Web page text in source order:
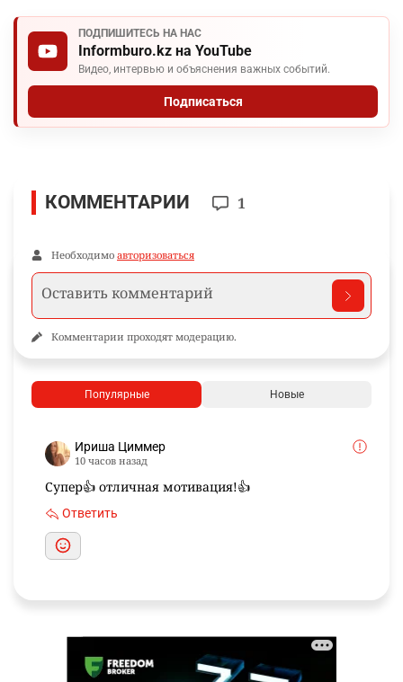
ПОДПИШИТЕСЬ НА НАС
Informburo.kz на YouTube
Видео, интервью и объяснения важных событий.
Подписаться
КОММЕНТАРИИ 1
Необходимо авторизоваться
Комментарии проходят модерацию.
Популярные Новые
Ириша Циммер
10 часов назад
Супер👍 отличная мотивация!👍
Ответить